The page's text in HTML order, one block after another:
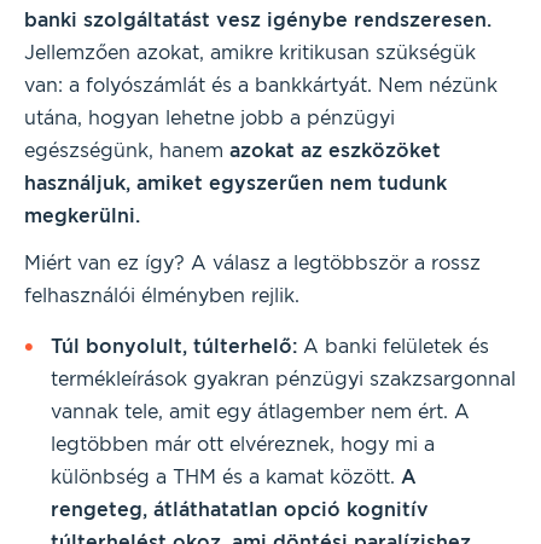
banki szolgáltatást vesz igénybe rendszeresen.
Jellemzően azokat, amikre kritikusan szükségük
van: a folyószámlát és a bankkártyát. Nem nézünk
utána, hogyan lehetne jobb a pénzügyi
egészségünk, hanem azokat az eszközöket
használjuk, amiket egyszerűen nem tudunk
megkerülni.
Miért van ez így? A válasz a legtöbbször a rossz
felhasználói élményben rejlik.
Túl bonyolult, túlterhelő: A banki felületek és
termékleírások gyakran pénzügyi szakzsargonnal
vannak tele, amit egy átlagember nem ért. A
legtöbben már ott elvéreznek, hogy mi a
különbség a THM és a kamat között. A
rengeteg, átláthatatlan opció kognitív